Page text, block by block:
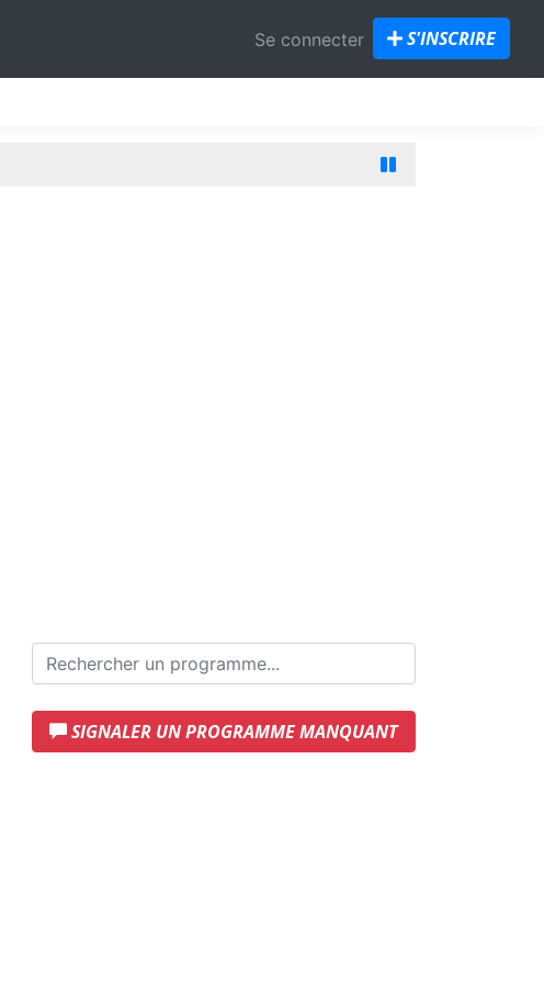
Se connecter S'INSCRIRE
SIGNALER UN PROGRAMME MANQUANT